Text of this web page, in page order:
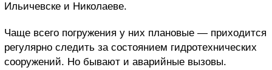
Ильичевске и Николаеве.
Чаще всего погружения у них плановые — приходится
регулярно следить за состоянием гидротехнических
сооружений. Но бывают и аварийные вызовы.